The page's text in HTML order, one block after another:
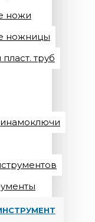
ножи
ножницы
труб